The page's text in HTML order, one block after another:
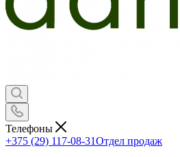
Телефоны
+375 (29) 117-08-31Отдел продаж